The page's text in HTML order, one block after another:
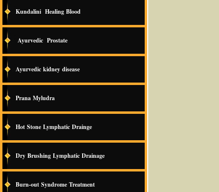
Kundalini Healing Blood
Ayurvedic Prostate
Ayurvedic kidney disease
Prana Myludra
Hot Stone Lymphatic Drainge
Dry Brushing Lymphatic Drainage
Burn-out Syndrome Treatment